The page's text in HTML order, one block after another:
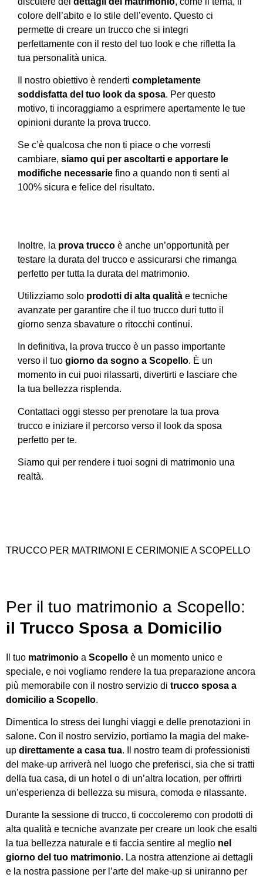
colore dell’abito e lo stile dell’evento. Questo ci
permette di creare un trucco che si integri
perfettamente con il resto del tuo look e che rifletta la
tua personalità unica.
Il nostro obiettivo è renderti completamente
soddisfatta del tuo look da sposa. Per questo
motivo, ti incoraggiamo a esprimere apertamente le tue
opinioni durante la prova trucco.
Se c’è qualcosa che non ti piace o che vorresti
cambiare, siamo qui per ascoltarti e apportare le
modifiche necessarie fino a quando non ti senti al
100% sicura e felice del risultato.
Inoltre, la prova trucco è anche un’opportunità per
testare la durata del trucco e assicurarsi che rimanga
perfetto per tutta la durata del matrimonio.
Utilizziamo solo prodotti di alta qualità e tecniche
avanzate per garantire che il tuo trucco duri tutto il
giorno senza sbavature o ritocchi continui.
In definitiva, la prova trucco è un passo importante
verso il tuo giorno da sogno a Scopello. È un
momento in cui puoi rilassarti, divertirti e lasciare che
la tua bellezza risplenda.
Contattaci oggi stesso per prenotare la tua prova
trucco e iniziare il percorso verso il look da sposa
perfetto per te.
Siamo qui per rendere i tuoi sogni di matrimonio una
realtà.
TRUCCO PER MATRIMONI E CERIMONIE A SCOPELLO
Per il tuo matrimonio a Scopello:
il Trucco Sposa a Domicilio
Il tuo matrimonio a Scopello è un momento unico e
speciale, e noi vogliamo rendere la tua preparazione ancora
più memorabile con il nostro servizio di trucco sposa a
domicilio a Scopello.
Dimentica lo stress dei lunghi viaggi e delle prenotazioni in
salone. Con il nostro servizio, portiamo la magia del make-
up direttamente a casa tua. Il nostro team di professionisti
del make-up arriverà nel luogo che preferisci, sia che si tratti
della tua casa, di un hotel o di un’altra location, per offrirti
un’esperienza di bellezza su misura, comoda e rilassante.
Durante la sessione di trucco, ti coccoleremo con prodotti di
alta qualità e tecniche avanzate per creare un look che esalti
la tua bellezza naturale e ti faccia sentire al meglio nel
giorno del tuo matrimonio. La nostra attenzione ai dettagli
e la nostra passione per l’arte del make-up si uniranno per